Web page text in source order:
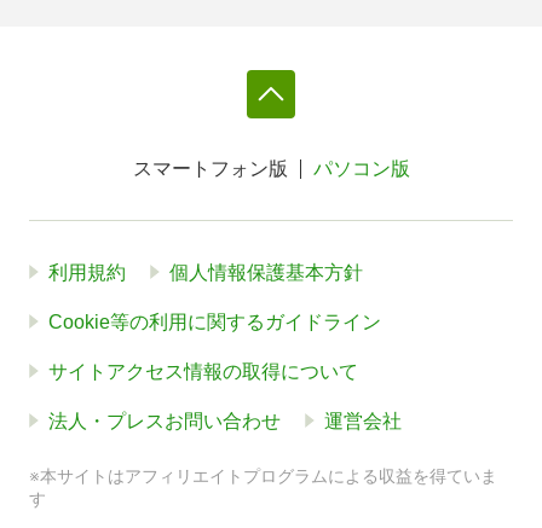
スマートフォン版 パソコン版
利用規約 個人情報保護基本方針
Cookie等の利用に関するガイドライン
サイトアクセス情報の取得について
法人・プレスお問い合わせ 運営会社
※本サイトはアフィリエイトプログラムによる収益を得ていま
す